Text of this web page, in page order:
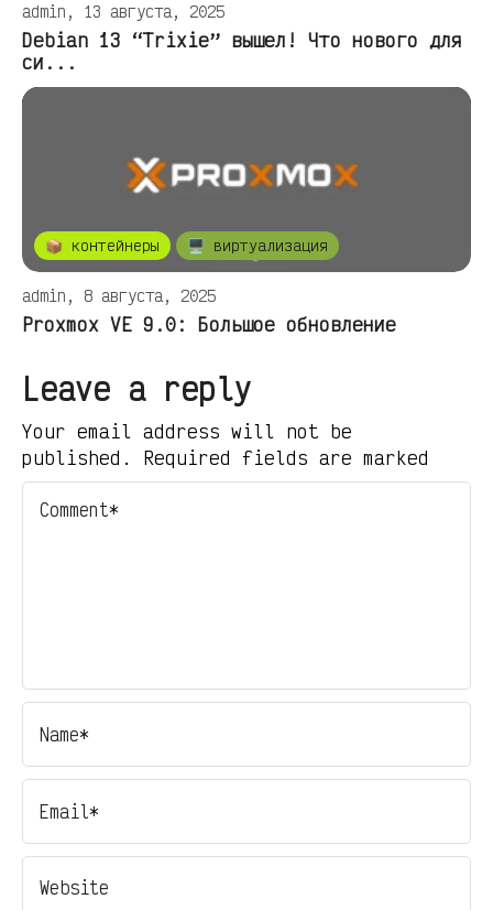
admin, 13 августа, 2025
Debian 13 “Trixie” вышел! Что нового для
си...
📦 контейнеры 🖥️ виртуализация
admin, 8 августа, 2025
Proxmox VE 9.0: Большое обновление
Leave a reply
Your email address will not be
published. Required fields are marked